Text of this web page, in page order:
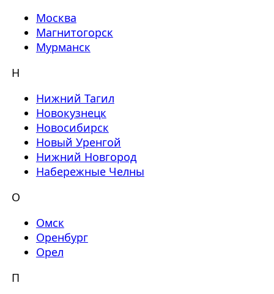
Москва
Магнитогорск
Мурманск
Н
Нижний Тагил
Новокузнецк
Новосибирск
Новый Уренгой
Нижний Новгород
Набережные Челны
О
Омск
Оренбург
Орел
П